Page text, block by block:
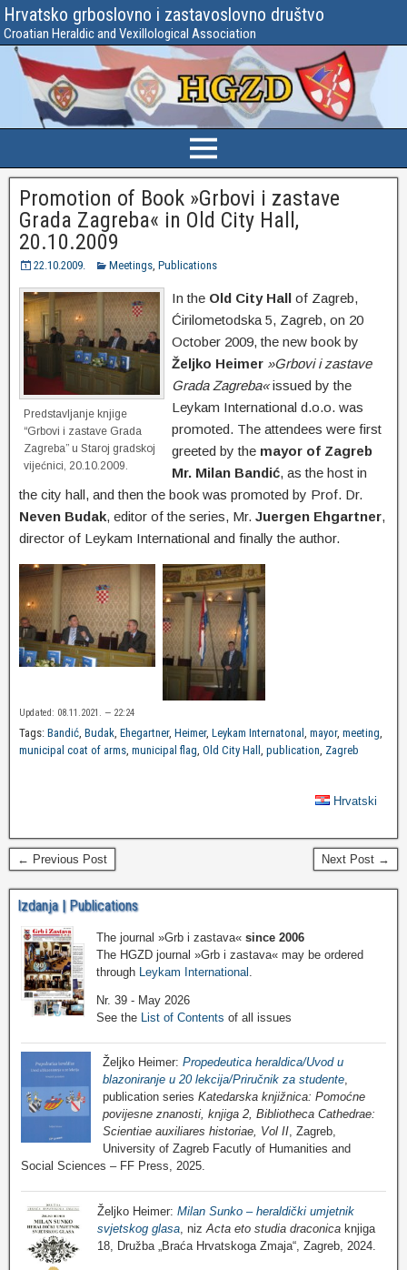
Hrvatsko grboslovno i zastavoslovno društvo
Croatian Heraldic and Vexillological Association
Promotion of Book »Grbovi i zastave
Grada Zagreba« in Old City Hall,
20.10.2009
22.10.2009. Meetings, Publications
Predstavljanje knjige
“Grbovi i zastave Grada
Zagreba” u Staroj gradskoj
vijećnici, 20.10.2009.
In the Old City Hall
of Zagreb,
Ćirilometodska 5, Zagreb, on 20
October 2009, the new book by
Željko Heimer »Grbovi i zastave
Grada Zagreba«issued by the
Leykam International d.o.o. was
promoted. The attendees were first
greeted by the mayor of Zagreb
Mr. Milan Bandić, as the host in
the city hall, and then the book was promoted by Prof. Dr.
Neven Budak, editor of the series, Mr. Juergen Ehgartner,
director of Leykam International and finally the author.
Updated: 08.11.2021. — 22:24
Tags: Bandić, Budak, Ehegartner, Heimer, Leykam Internatonal , mayor, meeting,
municipal coat of arms, municipal flag, Old City Hall , publication, Zagreb
Hrvatski
← Previous Post Next Post →
Izdanja | Publications
The journal »Grb i zastava« since 2006
The HGZD journal »Grb i zastava« may be ordered
through
Leykam International
Nr. 39 - May 2026
See the
List of Contents of all issues
Željko Heimer: Propedeutica heraldica/Uvod u
blazoniranje u 20 lekcija/Priručnik za studente,
publication series Katedarska knjižnica: Pomoćne
povijesne znanosti, knjiga 2, Bibliotheca Cathedrae:
Scientiae auxiliares historiae, Vol II, Zagreb,
University of Zagreb Facutly of Humanities and
Social Sciences – FF Press, 2025.
Željko Heimer: Milan Sunko – heraldički umjetnik
svjetskog glasa , niz Acta eto studia draconica knjiga
18, Družba „Braća Hrvatskoga Zmaja“, Zagreb, 2024.